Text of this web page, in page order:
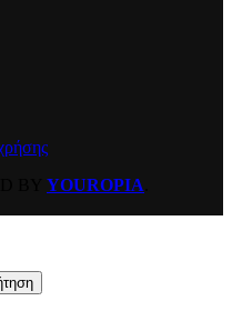
YOUROPIA